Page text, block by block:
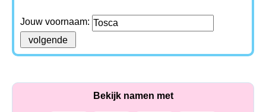
Jouw voornaam:
Bekijk namen met